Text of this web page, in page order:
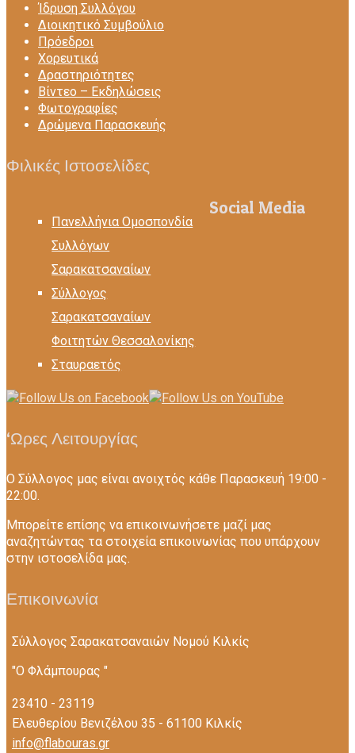
Ίδρυση Συλλόγου
Διοικητικό Συμβούλιο
Πρόεδροι
Χορευτικά
Δραστηριότητες
Βίντεο – Eκδηλώσεις
Φωτογραφίες
Δρώμενα Παρασκευής
Φιλικές Ιστοσελίδες
Πανελλήνια Ομοσπονδία
Συλλόγων
Σαρακατσαναίων
Σύλλογος
Σαρακατσαναίων
Φοιτητών Θεσσαλονίκης
Σταυραετός
Social Media
‘Ωρες Λειτουργίας
Ο Σύλλογος μας είναι ανοιχτός κάθε Παρασκευή 19:00 -
22:00.
Mπορείτε επίσης να επικοινωνήσετε μαζί μας
αναζητώντας τα στοιχεία επικοινωνίας που υπάρχουν
στην ιστοσελίδα μας.
Επικοινωνία
Σύλλογος Σαρακατσαναιών Nομού Κιλκίς
"Ο Φλάμπουρας "
23410 - 23119
Ελευθερίου Βενιζέλου 35 - 61100 Κιλκίς
info@flabouras.gr